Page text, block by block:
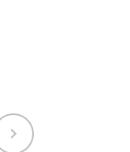
SIGUIENTE